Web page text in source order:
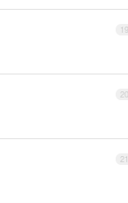
19
20
21